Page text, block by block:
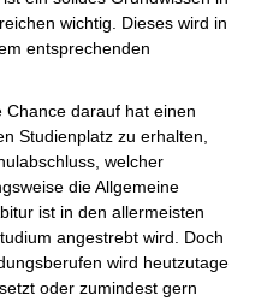
wichtig. Dieses wird in
entsprechenden
darauf hat einen
Studienplatz zu erhalten,
welcher
die Allgemeine
ist in den allermeisten
angestrebt wird. Doch
wird heutzutage
oder zumindest gern